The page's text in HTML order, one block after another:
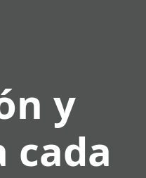
y
cada